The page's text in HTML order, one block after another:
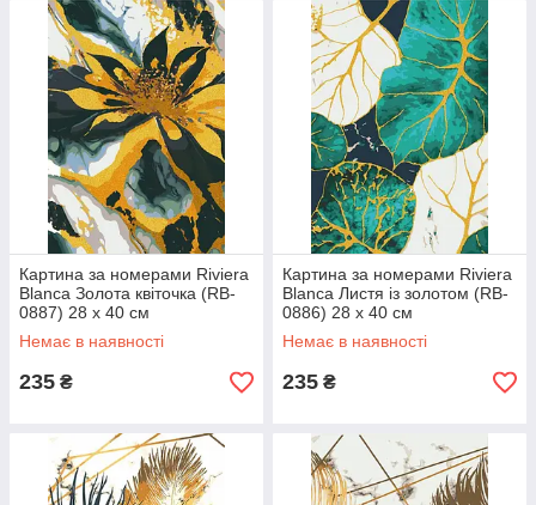
Картина за номерами Riviera
Blanca Золота квіточка (RB-
0887) 28 х 40 см
Немає в наявності
235 ₴
Картина за номерами Riviera
Blanca Листя із золотом (RB-
0886) 28 х 40 см
Немає в наявності
235 ₴